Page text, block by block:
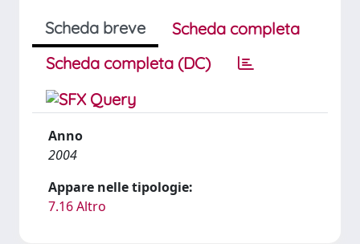
Scheda breve
Scheda completa
Scheda completa (DC)
Anno
2004
Appare nelle tipologie:
7.16 Altro